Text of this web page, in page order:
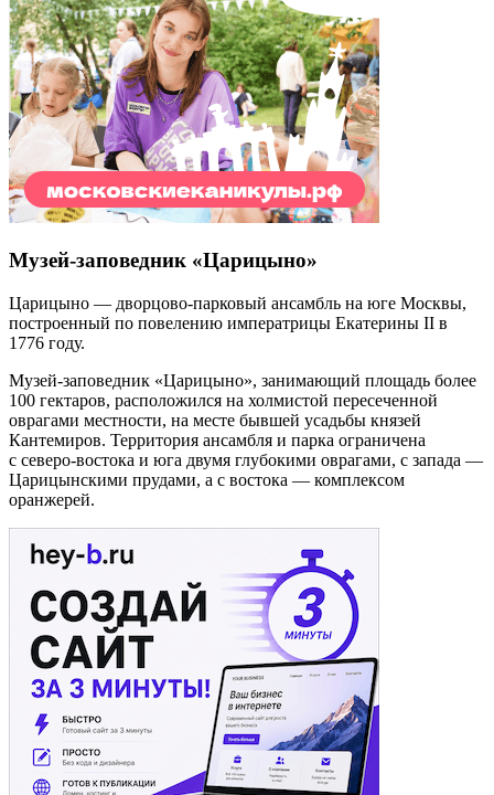
Музей-заповедник «Царицыно»
Царицыно — дворцово-парковый ансамбль на юге Москвы,
построенный по повелению императрицы Екатерины II в
1776 году.
Музей-заповедник «Царицыно», занимающий площадь более
100 гектаров, расположился на холмистой пересеченной
оврагами местности, на месте бывшей усадьбы князей
Кантемиров. Территория ансамбля и парка ограничена
с северо-востока и юга двумя глубокими оврагами, с запада —
Царицынскими прудами, а с востока — комплексом
оранжерей.